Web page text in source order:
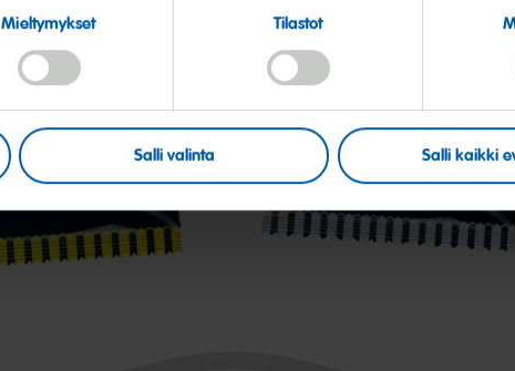
Mieltymykset Tilastot
Salli valinta Salli kaikki
Salty
Likes